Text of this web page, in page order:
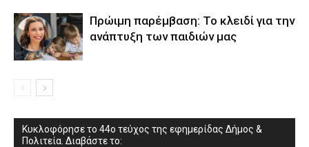
Πρώιμη παρέμβαση: Το κλειδί για την
ανάπτυξη των παιδιών µας
Κυκλοφόρησε το 44ο τεύχος της εφημερίδας Δήμος &
Πολιτεία. Διαβάστε το: